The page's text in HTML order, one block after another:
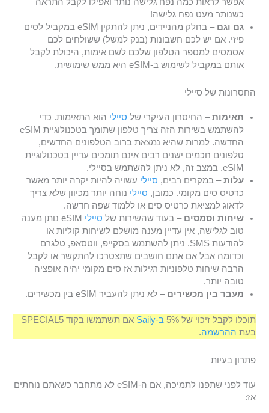
כשנותר מעט נפח גלישה!
גם וגם
– בחלק מהניידים, ניתן להתקין eSIM במקביל לסים
פיזי. אם יש לכם חשבונות (בנק למשל) ששולחים לכם
אסמסים למספר הטלפון שלכם לשם אימות, היכולת לקבל
אותם במקביל לשימוש ב-eSIM היא ממש שימושית.
החסרונות של סיילי
תאימות– החיסרון העיקרי של סיילי הוא התאימות. כדי
להשתמש בשירות הזה צריך טלפון שתומך בטכנולוגיית eSIM
החדשה. למרות שהיא נמצאת ברוב הטלפונים החדשים,
טלפונים חכמים ישנים רבים אינם תומכים עדיין בטכנולוגיית
eSIM. במצב זה, לא ניתן להשתמש בסיילי.
עלות– במקרים רבים, סיילי עשויה להיות יקרה יותר מאשר
כרטיס סים מקומי. כמובן, סיילי נוחה יותר מכיוון שלא צריך
לדאוג למציאת כרטיס סים או ללמוד שפה חדשה.
שיחות וסמסים – בעוד שהשירות של סיילי
eSIM נותן מענה
טוב לגלישה, אין עדיין מענה מושלם לשיחות קוליות או
להודעות SMS. ניתן להשתמש בסקייפ, ווטסאפ, טלגרם
וכדומה אבל אם אתם חושבים שתצטרכו להתקשר או לקבל
הרבה שיחות טלפוניות רגילות אז סים מקומי יהיה אופציה
טובה יותר.
מעבר בין מכשירים – לא ניתן להעביר eSIM בין מכשירים.
תוכלו לקבל זיכוי של 5% ב-Saily
אם תשתמשו בקוד SPECIAL5
בעת ההרשמה.
פתרון בעיות
עוד לפני שתפנו לתמיכה, אם ה-eSIM לא מתחבר כשאתם נוחתים
אז: